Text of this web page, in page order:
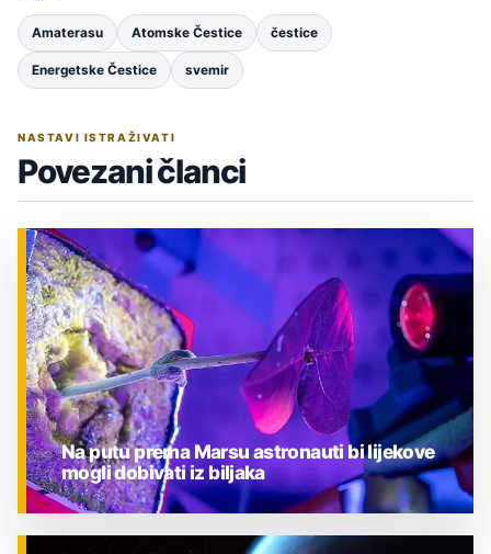
Amaterasu Atomske Čestice čestice
Energetske Čestice svemir
NASTAVI ISTRAŽIVATI
Povezani članci
Na putu prema Marsu astronauti bi lijekove
mogli dobivati iz biljaka